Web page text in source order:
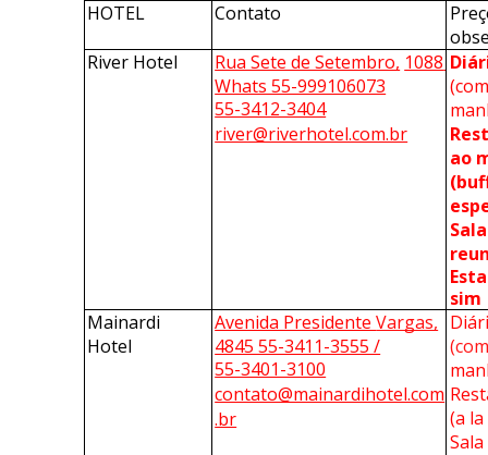
HOTEL Contato
River Hotel
Rua Sete de Setembro, 1088
Whats 55-999106073
55-3412-3404
river@riverhotel.com.br
ao
sim
Mainardi
Hotel
Avenida Presidente Vargas,
4845 55-3411-3555 /
55-3401-3100
contato@mainardihotel.com
.br
(a